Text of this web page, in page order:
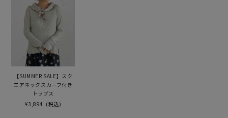
【SUMMER SALE】スク
エアネックスカーフ付き
トップス
¥3,894 (税込)